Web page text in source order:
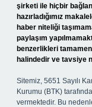
şirketi ile hiçbir
hazırladığımız
haber niteliği
paylaşım
benzerlikleri
halindedir ve tavsiye
Sitemiz, 5651 Sayılı
Kurumu (BTK)
vermektedir. Bu